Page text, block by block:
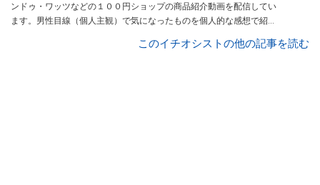
ンドゥ・ワッツなどの１００円ショップの商品紹介動画を配信してい
ます。男性目線（個人主観）で気になったものを個人的な感想で紹介
このイチオシストの他の記事を読む